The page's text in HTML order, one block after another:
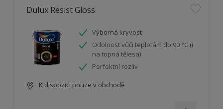
Dulux Resist Gloss
Výborná kryvost
Odolnost vůči teplotám do 90 °C (i
na topná tělesa)
Perfektní rozliv
K dispozici pouze v obchodě